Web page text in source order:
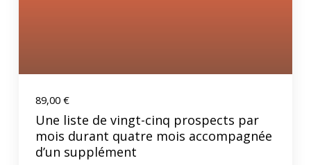
89,00 €
Une liste de vingt-cinq prospects par
mois durant quatre mois accompagnée
d’un supplément